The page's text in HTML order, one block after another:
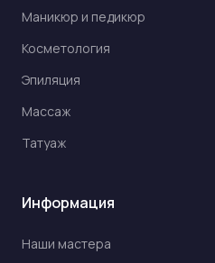
Маникюр и педикюр
Косметология
Эпиляция
Массаж
Татуаж
Информация
Наши мастера